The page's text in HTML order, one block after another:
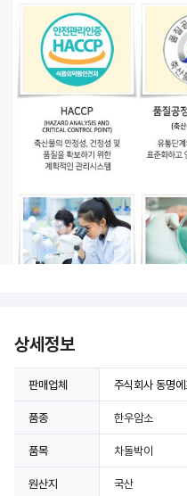
상세정보
판매업체 주식회사 동명에
품종 한우암소
품목 차돌박이
원산지 국산